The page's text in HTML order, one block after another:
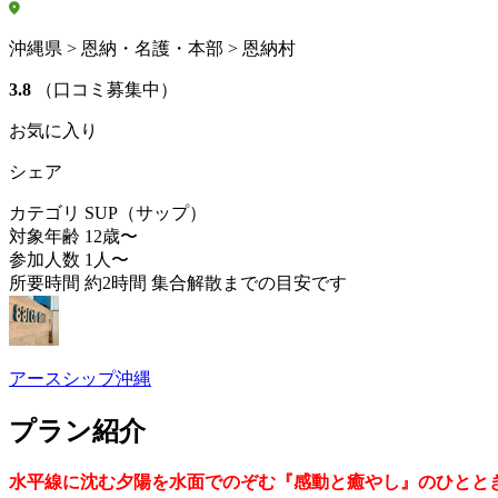
沖縄県 > 恩納・名護・本部 > 恩納村
3.8 （口コミ募集中）
お気に入り
シェア
カテゴリ SUP（サップ）
対象年齢 12歳〜
参加人数 1人〜
所要時間 約2時間 集合解散までの目安です
アースシップ沖縄
プラン紹介
水平線に沈む夕陽を水面でのぞむ『感動と癒やし』のひとと